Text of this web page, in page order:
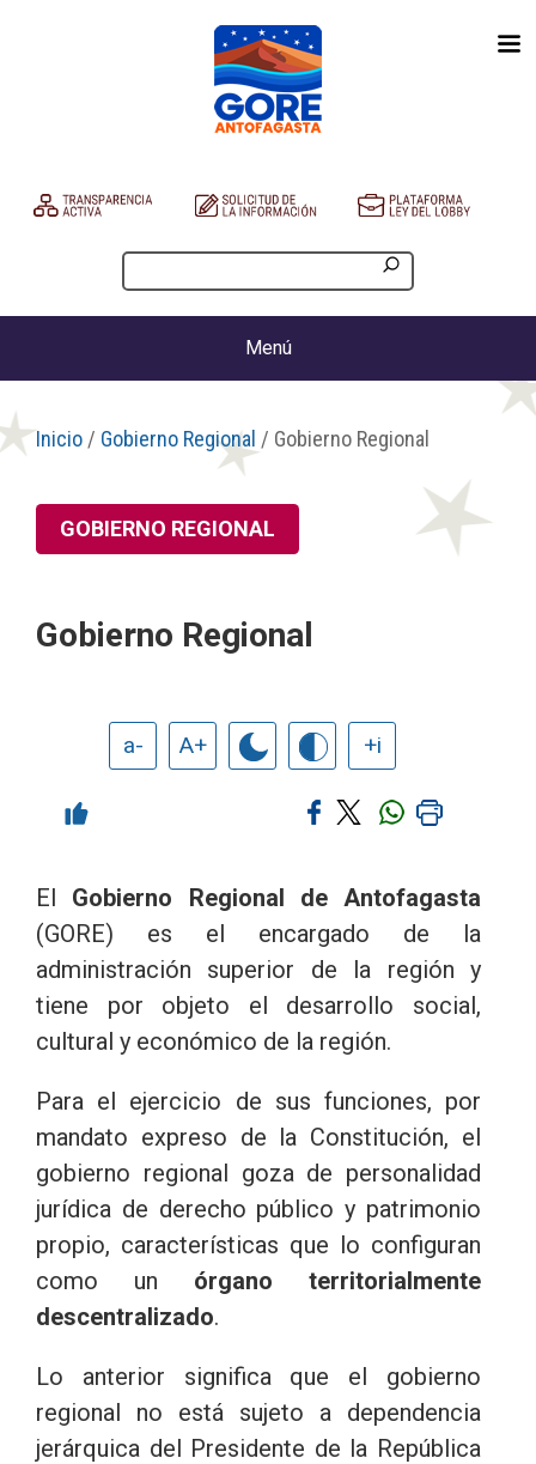
Menú
Inicio / Gobierno Regional / Gobierno Regional
GOBIERNO REGIONAL
Gobierno Regional
a- A+ +i
El Gobierno Regional de Antofagasta
(GORE) es el encargado de la
administración superior de la región y
tiene por objeto el desarrollo social,
cultural y económico de la región.
Para el ejercicio de sus funciones, por
mandato expreso de la Constitución, el
gobierno regional goza de personalidad
jurídica de derecho público y patrimonio
propio, características que lo configuran
como un órgano territorialmente
descentralizado.
Lo anterior significa que el gobierno
regional no está sujeto a dependencia
jerárquica del Presidente de la República